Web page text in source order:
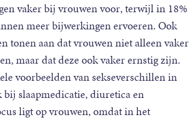
vaker bij vrouwen voor, terwijl in 18%
meer bijwerkingen ervoeren. Ook
tonen aan dat vrouwen niet alleen vaker
maar dat deze ook vaker ernstig zijn.
voorbeelden van sekseverschillen in
slaapmedicatie, diuretica en
ligt op vrouwen, omdat in het